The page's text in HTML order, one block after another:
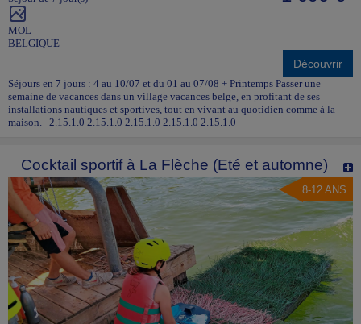
MOL
BELGIQUE
Découvrir
Séjours en 7 jours : 4 au 10/07 et du 01 au 07/08 + Printemps Passer une
semaine de vacances dans un village vacances belge, en profitant de ses
installations nautiques et sportives, tout en vivant au quotidien comme à la
maison. 2.15.1.0 2.15.1.0 2.15.1.0 2.15.1.0 2.15.1.0
Cocktail sportif à La Flèche (Eté et automne)
8-12 ANS